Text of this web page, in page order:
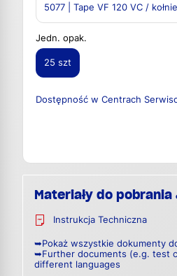
5077 | Tape VF 120 VC /
Jedn. opak.
25 szt
Dostępność w Centrach
Materiały do
Instrukcja Techniczna
➥Pokaż wszystkie dokumenty
➥Further documents (e.g. test
different languages